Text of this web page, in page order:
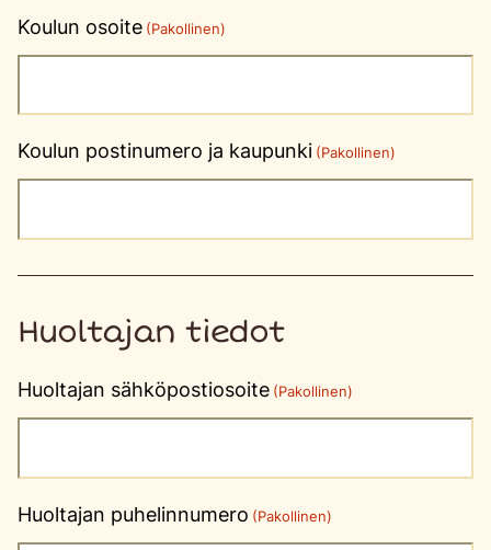
Koulun osoite (Pakollinen)
Koulun postinumero ja kaupunki (Pakollinen)
Huoltajan tiedot
Huoltajan sähköpostiosoite (Pakollinen)
Huoltajan puhelinnumero (Pakollinen)